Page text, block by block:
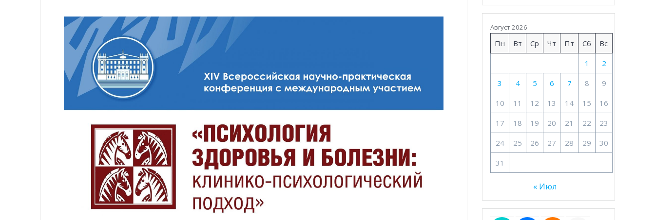
Август 2026
Пн Вт Ср Чт Пт Сб Вс
1 2
3 4 5 6 7 8 9
10 11 12 13 14 15 16
17 18 19 20 21 22 23
24 25 26 27 28 29 30
31
« Июл